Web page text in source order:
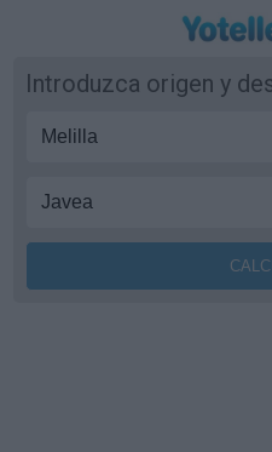
Introduzca origen y